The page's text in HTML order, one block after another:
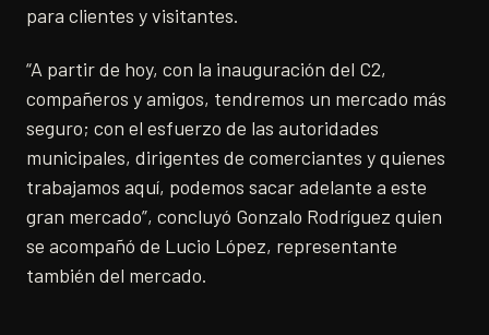
para clientes y visitantes.
“A partir de hoy, con la inauguración del C2,
compañeros y amigos, tendremos un mercado más
seguro; con el esfuerzo de las autoridades
municipales, dirigentes de comerciantes y quienes
trabajamos aquí, podemos sacar adelante a este
gran mercado”, concluyó Gonzalo Rodríguez quien
se acompañó de Lucio López, representante
también del mercado.